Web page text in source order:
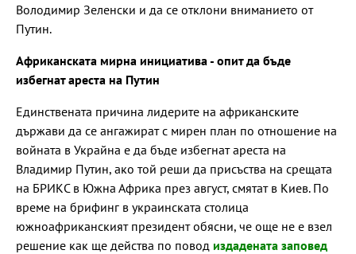
Володимир Зеленски и да се отклони вниманието от
Путин.
Африканската мирна инициатива - опит да бъде
избегнат ареста на Путин
Единствената причина лидерите на африканските
държави да се ангажират с мирен план по отношение на
войната в Украйна е да бъде избегнат ареста на
Владимир Путин, ако той реши да присъства на срещата
на БРИКС в Южна Африка през август, смятат в Киев. По
време на брифинг в украинската столица
южноафриканският президент обясни, че още не е взел
решение как ще действа по повод издадената заповед